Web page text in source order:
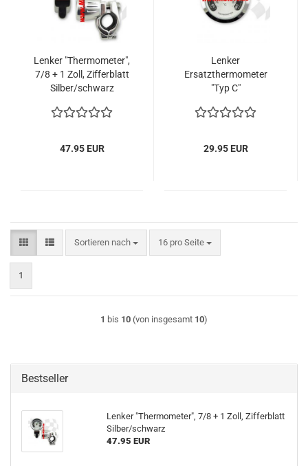
Lenker "Thermometer",
7/8 + 1 Zoll, Zifferblatt
Silber/schwarz
47.95 EUR
Lenker
Ersatzthermometer
"Typ C"
29.95 EUR
Sortieren nach
Sortieren nach 16 pro Seite
pro Seite
1
1 bis 10 (von insgesamt 10)
Bestseller
Lenker "Thermometer", 7/8 + 1 Zoll, Zifferblatt
Silber/schwarz
47.95 EUR